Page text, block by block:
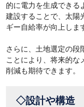
的に電力を生成できる
建設することで、太陽
ギー自給率が向上しま
さらに、土地選定の段
ことにより、将来的な
削減も期待できます。
◇設計や構造